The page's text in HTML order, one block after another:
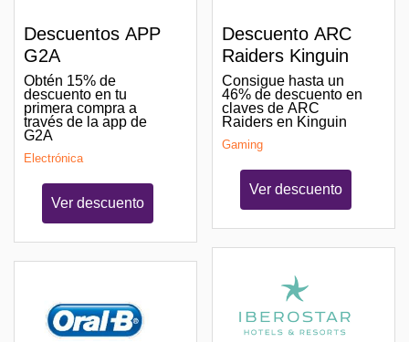
Descuentos APP
G2A
Obtén 15% de
descuento en tu
primera compra a
través de la app de
G2A
Electrónica
Ver descuento
Descuento ARC
Raiders Kinguin
Consigue hasta un
46% de descuento en
claves de ARC
Raiders en Kinguin
Gaming
Ver descuento